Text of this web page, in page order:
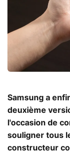
Samsung a
deuxième
l'occasion de
souligner tous
constructeur